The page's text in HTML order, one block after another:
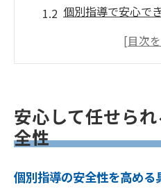
個別指導で安心で
防犯や衛生面で個
個別指導における安心
個別指導の安心環
個別指導選びで重
個別指導における
安心して任せら
全性
個別指導の安全性を高める